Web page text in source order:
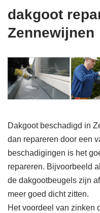
dakgoot
Zennewijnen
Dakgoot beschadigd in
dan repareren door een
beschadigingen is het
repareren. Bijvoorbeeld
de dakgootbeugels zijn
meer goed dicht zitten.
Het voordeel van zinken